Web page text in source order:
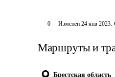
0 Изменён 24 янв 2023.
Маршруты и
Брестская область